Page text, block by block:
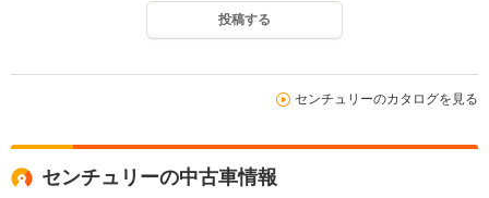
投稿する
センチュリーのカタログを見る
センチュリーの中古車情報